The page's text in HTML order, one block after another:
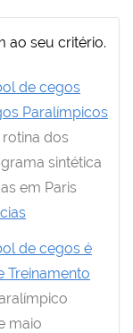
ao seu critério.
recente
de cegos
Paralímpicos
dos
sintética
em Paris
de cegos é
Treinamento
maio